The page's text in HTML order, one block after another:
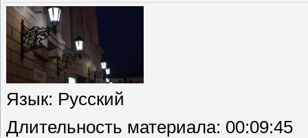
Язык: Русский
Длительность материала: 00:09:45